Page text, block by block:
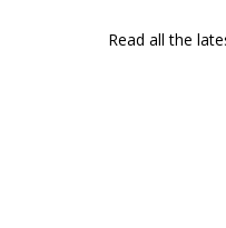
Read all the